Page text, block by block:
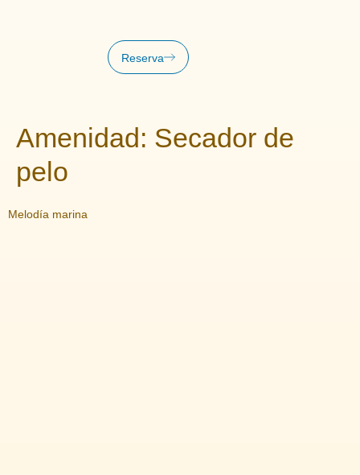
Reserva
Amenidad: Secador de
pelo
Melodía marina